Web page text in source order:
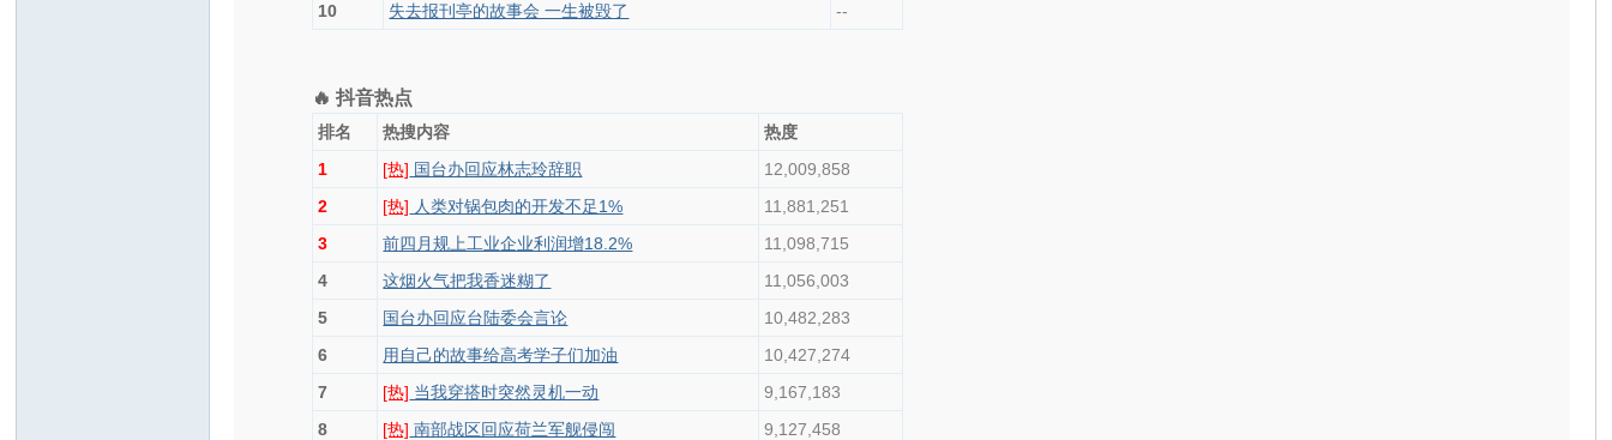
10
失去报刊亭的故事会 一生被毁了 --
🔥 抖音热点
排名 热搜内容
热度
1
[热] 国台办回应林志玲辞职
12,009,858
2
[热] 人类对锅包肉的开发不足1%
11,881,251
3
前四月规上工业企业利润增18.2%
11,098,715
4
这烟火气把我香迷糊了
11,056,003
5
国台办回应台陆委会言论
10,482,283
6
用自己的故事给高考学子们加油
10,427,274
7
[热] 当我穿搭时突然灵机一动
9,167,183
8
[热] 南部战区回应荷兰军舰侵闯
9,127,458